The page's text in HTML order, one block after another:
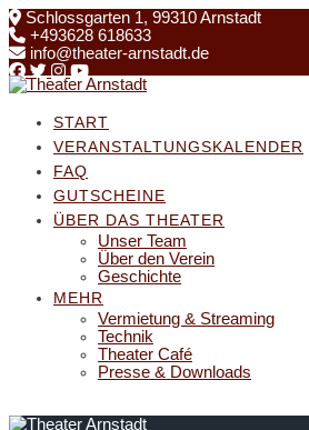
Skip
to
content
Schlossgarten 1, 99310 Arnstadt
+493628 618633
info@theater-arnstadt.de
START
VERANSTALTUNGSKALENDER
FAQ
GUTSCHEINE
ÜBER DAS THEATER
Unser Team
Über den Verein
Geschichte
MEHR
Vermietung & Streaming
Technik
Theater Café
Presse & Downloads